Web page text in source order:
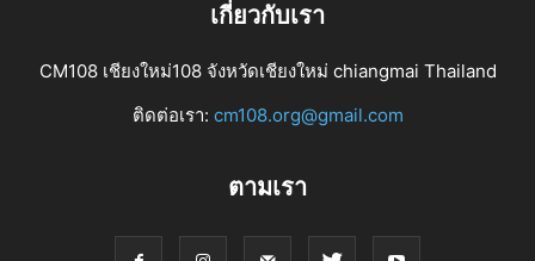
เกี่ยวกับเรา
CM108 เชียงใหม่108 จังหวัดเชียงใหม่ chiangmai Thailand
ติดต่อเรา: cm108.org@gmail.com
ตามเรา